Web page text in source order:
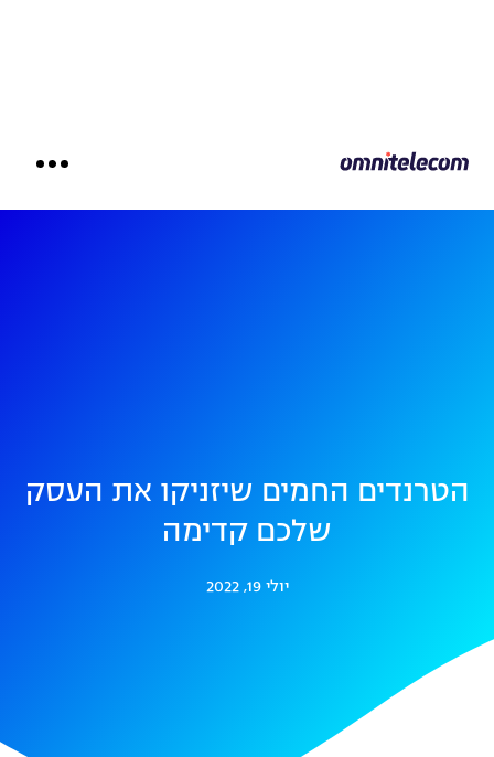
הטרנדים החמים שיזניקו את העסק
שלכם קדימה
יולי 19, 2022